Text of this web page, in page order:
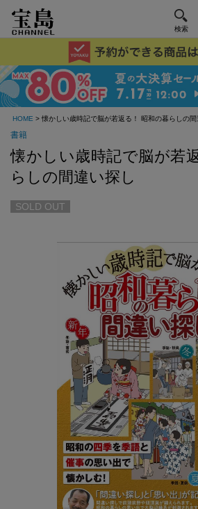
検索
HOME > 懐かしい歳時記で脳が若返る！ 昭和の暮らしの間
書籍
懐かしい歳時記で脳が若
らしの間違い探し
SOLD OUT